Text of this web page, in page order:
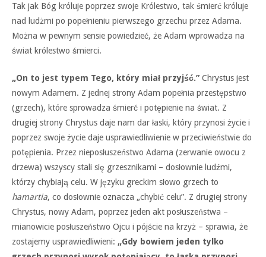
Tak jak Bóg króluje poprzez swoje Królestwo, tak śmierć króluje
nad ludżmi po popełnieniu pierwszego grzechu przez Adama.
Można w pewnym sensie powiedzieć, że Adam wprowadza na
świat królestwo śmierci.
„On to jest typem Tego, który miał przyjść.” Chrystus jest
nowym Adamem. Z jednej strony Adam popełnia przestępstwo
(grzech), które sprowadza śmierć i potępienie na świat. Z
drugiej strony Chrystus daje nam dar łaski, który przynosi życie i
poprzez swoje życie daje usprawiedliwienie w przeciwieństwie do
potępienia. Przez nieposłuszeństwo Adama (zerwanie owocu z
drzewa) wszyscy stali się grzesznikami – dosłownie ludźmi,
którzy chybiają celu. W języku greckim słowo grzech to
hamartia, co dosłownie oznacza „chybić celu”. Z drugiej strony
Chrystus, nowy Adam, poprzez jeden akt posłuszeństwa –
mianowicie posłuszeństwo Ojcu i pójście na krzyż – sprawia, że
zostajemy usprawiedliwieni: „Gdy bowiem jeden tylko